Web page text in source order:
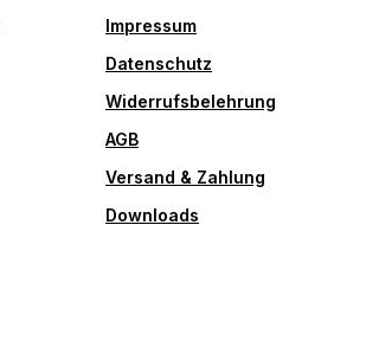
Impressum
Datenschutz
Widerrufsbelehrung
AGB
Versand & Zahlung
Downloads